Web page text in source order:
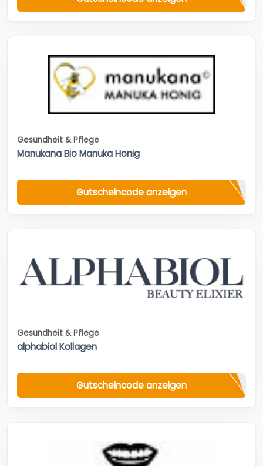
Gesundheit & Pflege
Manukana Bio Manuka Honig
Gutscheincode anzeigen
Gesundheit & Pflege
alphabiol Kollagen
Gutscheincode anzeigen